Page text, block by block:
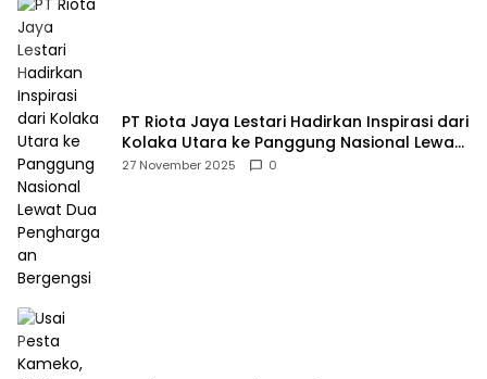
PT Riota Jaya Lestari Hadirkan Inspirasi dari
Kolaka Utara ke Panggung Nasional Lewat
Dua Penghargaan Bergengsi
27 November 2025 0